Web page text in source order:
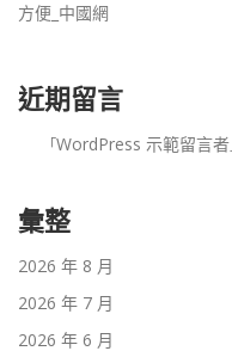
方便_中國網
近期留言
「WordPress 示範留言者
彙整
2026 年 8 月
2026 年 7 月
2026 年 6 月